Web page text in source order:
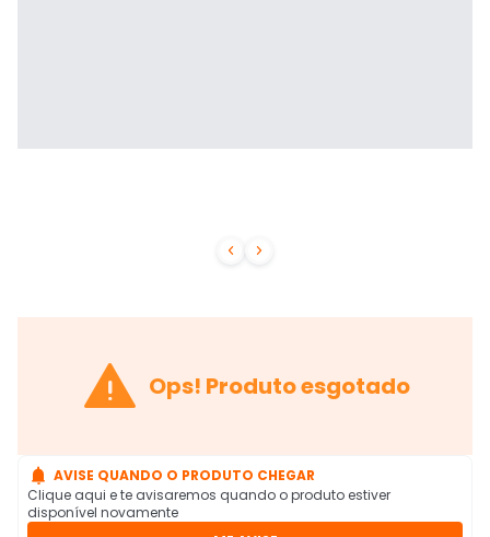
 
 Ops! Produto esgotado
 AVISE QUANDO O PRODUTO CHEGAR
Clique aqui e te avisaremos quando o produto estiver
disponível novamente